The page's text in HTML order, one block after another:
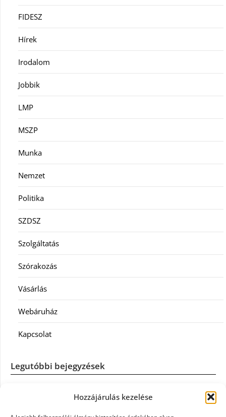
Hozzájárulás kezelése
FIDESZ
Hírek
Irodalom
Jobbik
LMP
MSZP
Munka
Nemzet
Politika
SZDSZ
Szolgáltatás
Szórakozás
Vásárlás
Webáruház
Kapcsolat
Legutóbbi bejegyzések
Casco szélvédőcsere: mikor éri meg a biztosítást igénybe